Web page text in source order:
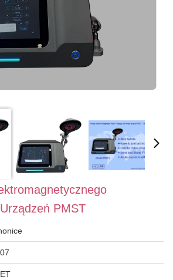
PMST